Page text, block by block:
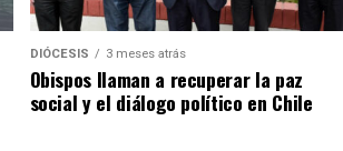
DIÓCESIS 3 meses atrás
Obispos llaman a recuperar la paz
social y el diálogo político en Chile